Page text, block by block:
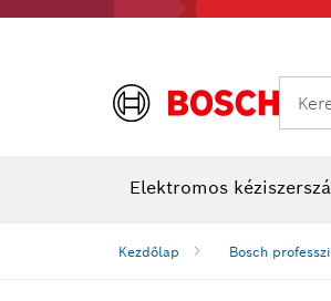
Elektromos
Kezdőlap Bosch